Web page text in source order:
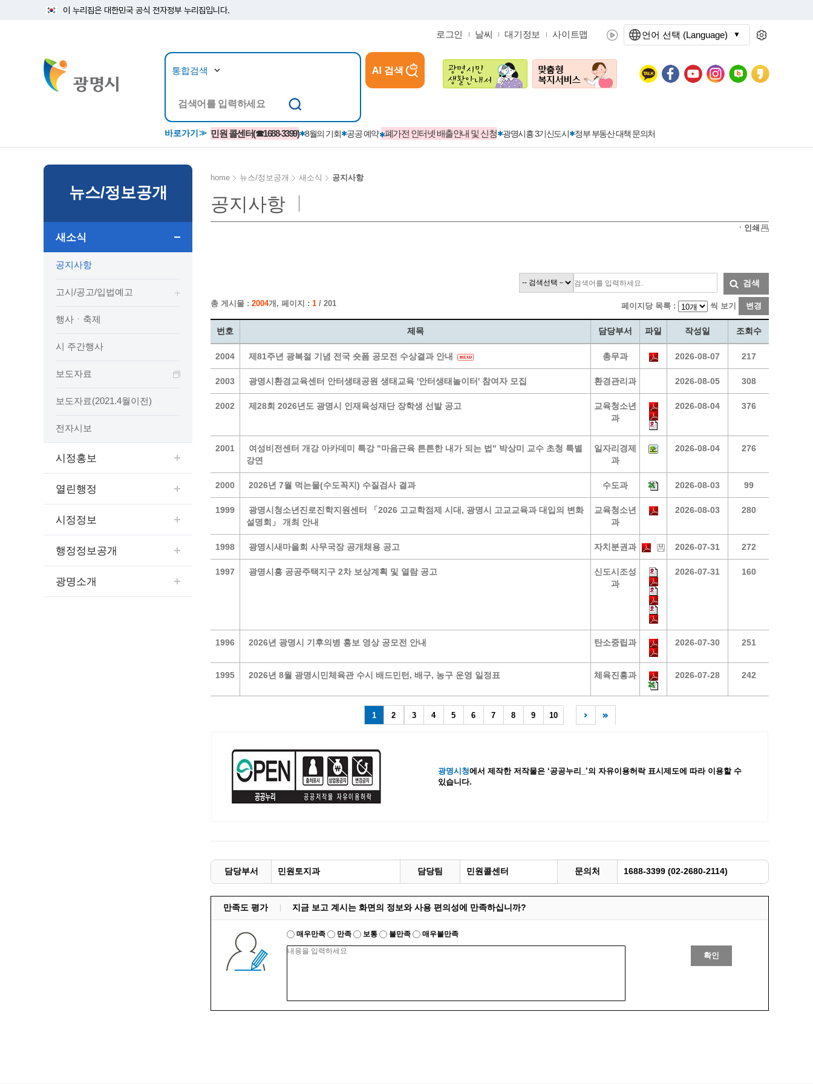
이 누리집은 대한민국 공식 전자정부 누리집입니다.
로그인 날씨 대기정보 사이트맵
AI 검색
바로가기 민원 콜센터(☎1688-3399) 8월의 기회 공공 예약 폐가전 인터넷 배출안내 및 신청 광명시흥 3기신도시 정부 부동산 대책 문의처
뉴스/정보공개
고시/공고/입법예고
행사ㆍ축제
시 주간행사
보도자료(2021.4월이전)
소식지/카카오톡플러스친구
반상회보
법무행정
정보공개현황
통계
사회조사
사전정보공표
행정정보공개목록
행정정보공개청구
조직정보공개
업무추진비(시장·부시장·실국장)
예산집행실명공개
행정재산 관리위탁 현황 공개
공공시설물 설치 비용 공개
인사운영통계
시청안내
주요시책
광명의 상징물
광명의 역사
국내외 교류
민원/참여
종합민원실 안내도
종합민원상담센터
우리 노무사 상담센터
어디서나 민원
민원 제증명 수수료 면제사항
행정처리기준편람
대법원인터넷등기소
110화상수화통역서비스
행정서비스헌장
민원편람
출생·사망·혼인신고 등 10종에 대한 신고
절차
자주하는 질문
민원조정제도
사전심사청구제
구술 및 전화민원
발급 받을 수 있는 증명
정부24
청탁금지법 온라인 콜센터
365민원실 운영현황
시민옴부즈만 제도 소개
민원서식
길고양이 중성화 신청
위치안내
상담안내
가족관계등록
여권민원
정보통신설비 유지보수·관리 제도
정보통신 사용전 검사
시민과의 대화
광명시 시민원탁회의
행정규제 개혁
적극행정
광명시민대상
시민건의
고향사랑기부제
광명동굴딸기 스마트팜 체험프로그램
주말농장신청
상자텃밭신청
정장대여신청
지역경제활성화/교육/일자리
교육정보
평생학습원
교복지원금 신청
광명일자리센터
취업지원 프로그램 운영 현황
지역맞춤형 일자리 창출 지원사업
공공일자리
지역공동체 일자리 사업
직업 소개소 현황
노동조합
문화관광
단원소개
예술/공연단체
광명시립예술단 티켓박스
착한가격지정업소
영화상영관 현황
출판사 및 인쇄소 현황
문화유통업 현황
관광 편의시설업
관광 호텔업
관광객 이용시설업 현황
테마파크업 현황
국가유산관
뉴스/정보공개
새소식
공지사항
고시/공고/입법예고
행사ㆍ축제
시 주간행사
보도자료
보도자료(2021.4월이전)
전자시보
시정홍보
열린행정
시정정보
행정정보공개
광명소개
home 뉴스/정보공개 새소식 공지사항
공지사항
ㆍ인쇄
검색
총 게시물 : 2004개, 페이지 : 1 / 201 페이지당 목록 : 씩 보기 변경
번호 제목 담당부서 파일 작성일 조회수
2004 제81주년 광복절 기념 전국 숏폼 공모전 수상결과 안내 총무과 2026-08-07 217
2003 광명시환경교육센터 안터생태공원 생태교육 '안터생태놀이터' 참여자 모집 환경관리과 2026-08-05 308
2002 제28회 2026년도 광명시 인재육성재단 장학생 선발 공고
교육청소년
과
2026-08-04 376
2001
여성비전센터 개강 아카데미 특강 "마음근육 튼튼한 내가 되는 법" 박상미 교수 초청 특별
강연
일자리경제
과
2026-08-04 276
2000 2026년 7월 먹는물(수도꼭지) 수질검사 결과 수도과 2026-08-03 99
1999
광명시청소년진로진학지원센터 「2026 고교학점제 시대, 광명시 고교교육과 대입의 변화
설명회」 개최 안내
교육청소년
과
2026-08-03 280
1998 광명시새마을회 사무국장 공개채용 공고 자치분권과 2026-07-31 272
1997 광명시흥 공공주택지구 2차 보상계획 및 열람 공고
신도시조성
과
2026-07-31 160
1996 2026년 광명시 기후의병 홍보 영상 공모전 안내 탄소중립과 2026-07-30 251
1995 2026년 8월 광명시민체육관 수시 배드민턴, 배구, 농구 운영 일정표 체육진흥과 2026-07-28 242
1 2 3 4 5 6 7 8 9 10
광명시청에서 제작한 저작물은 ‘공공누리_’의 자유이용허락 표시제도에 따라 이용할 수
있습니다.
담당부서 민원토지과 담당팀 민원콜센터 문의처 1688-3399 (02-2680-2114)
만족도 평가 지금 보고 계시는 화면의 정보와 사용 편의성에 만족하십니까?
매우만족 만족 보통 불만족 매우불만족
확인
언어 선택 (Language)